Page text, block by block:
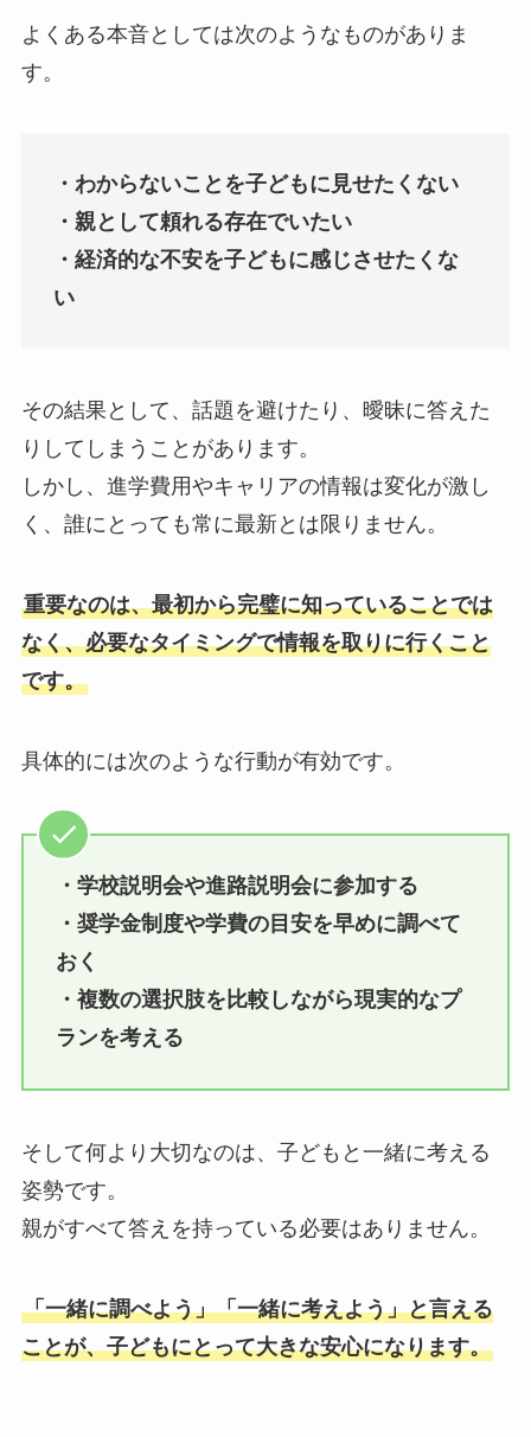
よくある本音としては次のようなものがありま
す。
・わからないことを子どもに見せたくない
・親として頼れる存在でいたい
・経済的な不安を子どもに感じさせたくな
い
その結果として、話題を避けたり、曖昧に答えた
りしてしまうことがあります。
しかし、進学費用やキャリアの情報は変化が激し
く、誰にとっても常に最新とは限りません。
重要なのは、最初から完璧に知っていることでは
なく、必要なタイミングで情報を取りに行くこと
です。
具体的には次のような行動が有効です。
・学校説明会や進路説明会に参加する
・奨学金制度や学費の目安を早めに調べて
おく
・複数の選択肢を比較しながら現実的なプ
ランを考える
そして何より大切なのは、子どもと一緒に考える
姿勢です。
親がすべて答えを持っている必要はありません。
「一緒に調べよう」「一緒に考えよう」と言える
ことが、子どもにとって大きな安心になります。